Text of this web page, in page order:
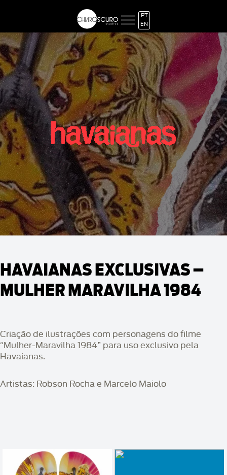
PT
EN
HAVAIANAS EXCLUSIVAS –
MULHER MARAVILHA 1984
Criação de ilustrações com personagens do filme
“Mulher-Maravilha 1984” para uso exclusivo pela
Havaianas.
Artistas: Robson Rocha e Marcelo Maiolo